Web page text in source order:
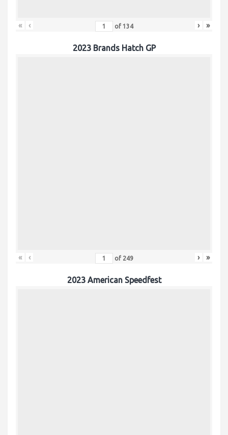
« ‹ of 134 › »
2023 Brands Hatch GP
« ‹ of 249 › »
2023 American Speedfest